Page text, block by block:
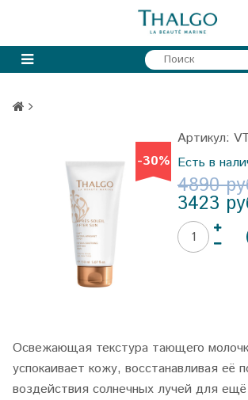
-30%
Артикул:
Есть в
4890
3423
Освежающая текстура тающего
успокаивает кожу, восстанавливая её
воздействия солнечных лучей для